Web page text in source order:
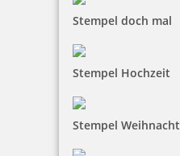
Stempel doch mal
Stempel Hochzeit
Stempel